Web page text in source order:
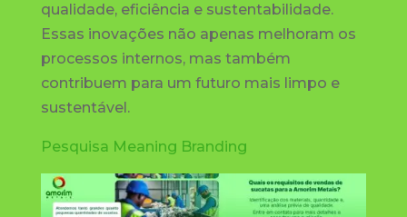
qualidade, eficiência e sustentabilidade.
Essas inovações não apenas melhoram os
processos internos, mas também
contribuem para um futuro mais limpo e
sustentável.
Pesquisa Meaning Branding